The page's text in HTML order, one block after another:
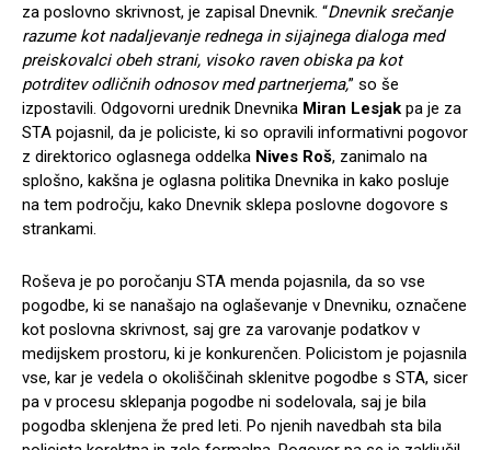
za poslovno skrivnost, je zapisal Dnevnik. “Dnevnik srečanje
razume kot nadaljevanje rednega in sijajnega dialoga med
preiskovalci obeh strani, visoko raven obiska pa kot
potrditev odličnih odnosov med partnerjema,” so še
izpostavili. Odgovorni urednik Dnevnika Miran Lesjak pa je za
STA pojasnil, da je policiste, ki so opravili informativni pogovor
z direktorico oglasnega oddelka Nives Roš, zanimalo na
splošno, kakšna je oglasna politika Dnevnika in kako posluje
na tem področju, kako Dnevnik sklepa poslovne dogovore s
strankami.
Roševa je po poročanju STA menda pojasnila, da so vse
pogodbe, ki se nanašajo na oglaševanje v Dnevniku, označene
kot poslovna skrivnost, saj gre za varovanje podatkov v
medijskem prostoru, ki je konkurenčen. Policistom je pojasnila
vse, kar je vedela o okoliščinah sklenitve pogodbe s STA, sicer
pa v procesu sklepanja pogodbe ni sodelovala, saj je bila
pogodba sklenjena že pred leti. Po njenih navedbah sta bila